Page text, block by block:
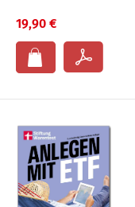
19,90 €